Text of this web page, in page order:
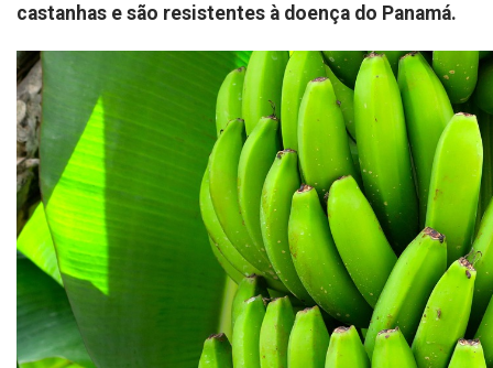
castanhas e são resistentes à doença do Panamá.